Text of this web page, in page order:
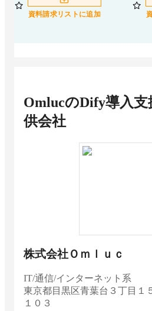
資料請求リストに追加
OmlucのDify導入支
供会社
株式会社Ｏｍｌｕｃ
IT/通信/インターネット系
東京都目黒区青葉台３丁目１
１０３